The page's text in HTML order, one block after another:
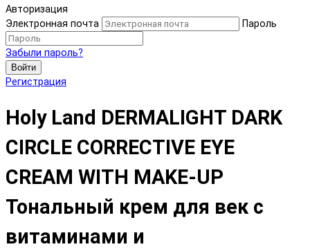
Авторизация
Электронная почта
Пароль
Забыли пароль?
Войти
Регистрация
Holy Land DERMALIGHT DARK
CIRCLE CORRECTIVE EYE
CREAM WITH MAKE-UP
Тональный крем для век с
витаминами и